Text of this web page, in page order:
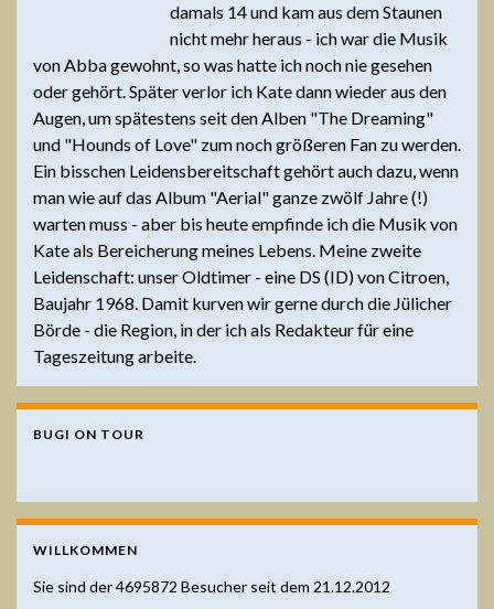
damals 14 und kam aus dem Staunen
nicht mehr heraus - ich war die Musik
von Abba gewohnt, so was hatte ich noch nie gesehen
oder gehört. Später verlor ich Kate dann wieder aus den
Augen, um spätestens seit den Alben "The Dreaming"
und "Hounds of Love" zum noch größeren Fan zu werden.
Ein bisschen Leidensbereitschaft gehört auch dazu, wenn
man wie auf das Album "Aerial" ganze zwölf Jahre (!)
warten muss - aber bis heute empfinde ich die Musik von
Kate als Bereicherung meines Lebens. Meine zweite
Leidenschaft: unser Oldtimer - eine DS (ID) von Citroen,
Baujahr 1968. Damit kurven wir gerne durch die Jülicher
Börde - die Region, in der ich als Redakteur für eine
Tageszeitung arbeite.
BUGI ON TOUR
WILLKOMMEN
Sie sind der4695872 Besucher seit dem 21.12.2012